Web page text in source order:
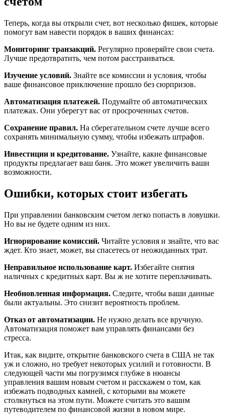
Теперь, когда вы открыли счет, вот несколько фишек, которые
помогут вам навести порядок в ваших финансах:
Мониторинг транзакций. Регулярно проверяйте свои счета.
Лучше предотвратить, чем потом расстраиваться.
Изучение условий. Знайте все комиссии и условия, чтобы
ваше финансовое приключение прошло без сюрпризов.
Автоматизация платежей. Подумайте об автоматических
платежах. Они уберегут вас от просроченных счетов.
Сохранение правил. На сберегательном счете лучше всего
сохранять минимальную сумму, чтобы избежать штрафов.
Инвестиции и кредитование. Узнайте, какие финансовые
продукты предлагает ваш банк. Это может увеличить ваши
возможности.
Ошибки, которых стоит избегать
При управлении банковским счетом легко попасть в ловушки.
Но вы не будете одним из них.
Игнорирование комиссий. Читайте условия и знайте, что вас
ждет. Кто знает, может, вы спасетесь от неожиданных трат.
Неправильное использование карт. Избегайте снятия
наличных с кредитных карт. Вы ж не хотите переплачивать.
Необновленная информация. Следите, чтобы ваши данные
были актуальны. Это снизит вероятность проблем.
Отказ от автоматизации. Не нужно делать все вручную.
Автоматизация поможет вам управлять финансами без
стресса.
Итак, как видите, открытие банковского счета в США не так
уж и сложно, но требует некоторых усилий и готовности. В
следующей части мы погрузимся глубже в нюансы
управления вашим новым счетом и расскажем о том, как
избежать подводных камней, с которыми вы можете
столкнуться на этом пути. Можете считать это вашим
путеводителем по финансовой жизни в новом мире.